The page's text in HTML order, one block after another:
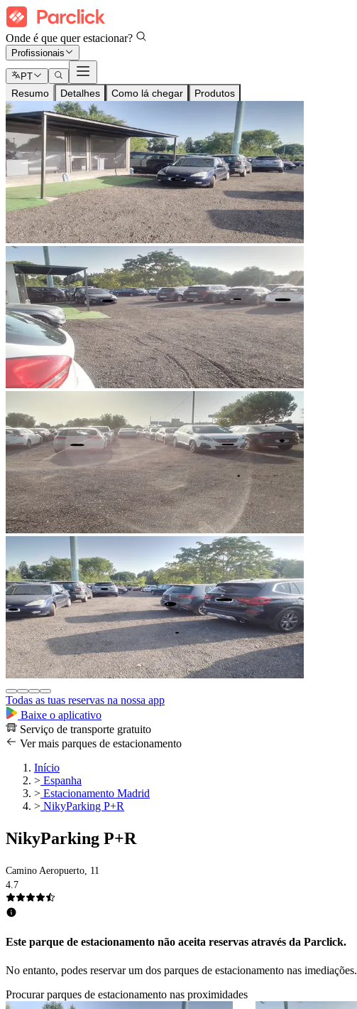
Onde é que quer estacionar?
Profissionais
PT
Resumo Detalhes Como lá chegar Produtos
Todas as tuas reservas na nossa app
Baixe o aplicativo
Serviço de transporte gratuito
Ver mais parques de estacionamento
Início
> Espanha
> Estacionamento Madrid
> NikyParking P+R
NikyParking P+R
Camino Aeropuerto, 11
4.7
Este parque de estacionamento não aceita reservas através da Parclick.
No entanto, podes reservar um dos parques de estacionamento nas imediações.
Procurar parques de estacionamento nas proximidades